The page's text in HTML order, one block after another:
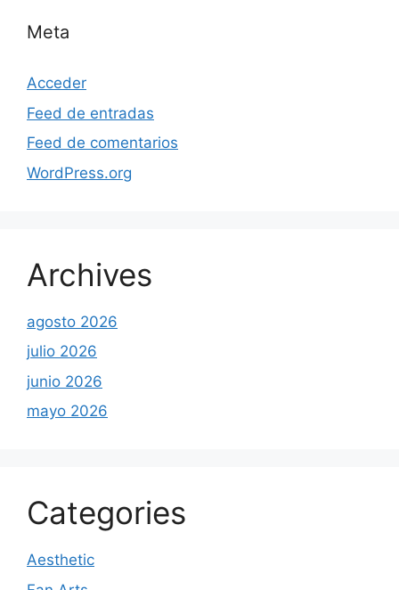
Meta
Acceder
Feed de entradas
Feed de comentarios
WordPress.org
Archives
agosto 2026
julio 2026
junio 2026
mayo 2026
Categories
Aesthetic